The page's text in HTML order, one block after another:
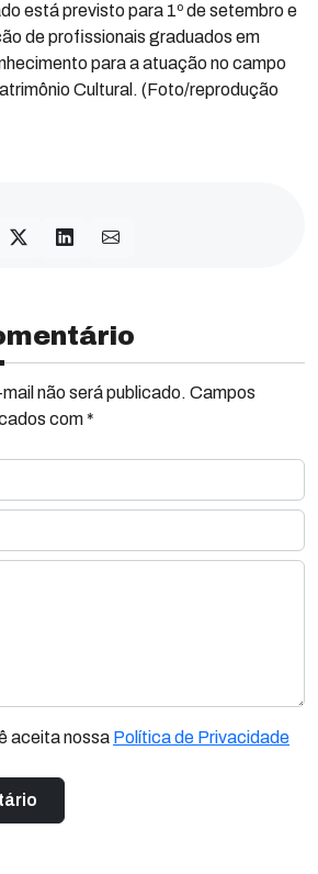
está previsto para 1º de setembro e
de profissionais graduados em
para a atuação no campo
Cultural. (Foto/reprodução
não será publicado. Campos
com *
aceita nossa Política de Privacidade